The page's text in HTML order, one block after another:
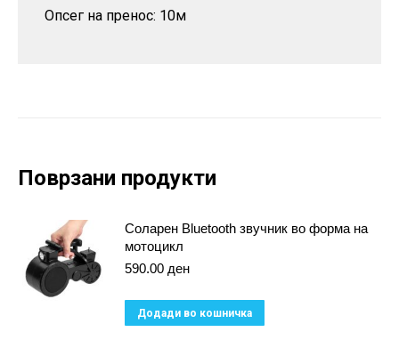
Опсег на пренос: 10м
Поврзани продукти
Соларен Bluetooth звучник во форма на
мотоцикл
590.00 ден
Додади во кошничка